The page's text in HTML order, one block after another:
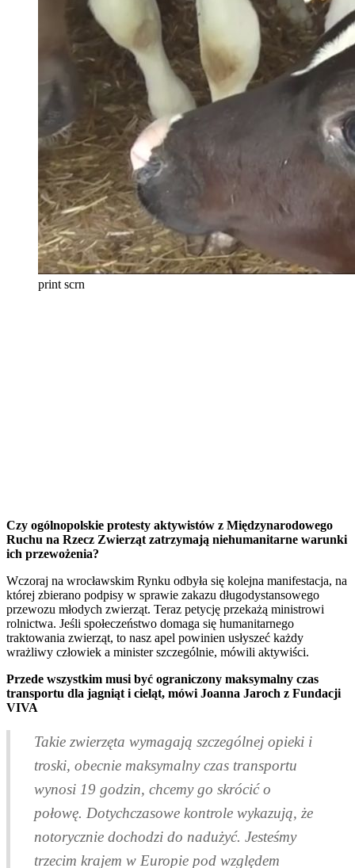
print scrn
Czy ogólnopolskie protesty aktywistów z Międzynarodowego
Ruchu na Rzecz Zwierząt zatrzymają niehumanitarne warunki
ich przewożenia?
Wczoraj na wrocławskim Rynku odbyła się kolejna manifestacja, na
której zbierano podpisy w sprawie zakazu długodystansowego
przewozu młodych zwierząt. Teraz petycję przekażą ministrowi
rolnictwa. Jeśli społeczeństwo domaga się humanitarnego
traktowania zwierząt, to nasz apel powinien usłyszeć każdy
wrażliwy człowiek a minister szczególnie, mówili aktywiści.
Przede wszystkim musi być ograniczony maksymalny czas
transportu dla jagniąt i cieląt, mówi Joanna Jaroch z Fundacji
VIVA
Takie zwierzęta wymagają szczególnej opieki i
troski, obecnie maksymalny czas transportu
wynosi 19 godzin, chcemy go skrócić o
połowę. Dotychczasowe kontrole wykazują, że
notorycznie dochodzi do nadużyć. Jesteśmy
trzecim krajem w Europie pod względem